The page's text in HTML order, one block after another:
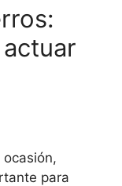
ocasión,
para